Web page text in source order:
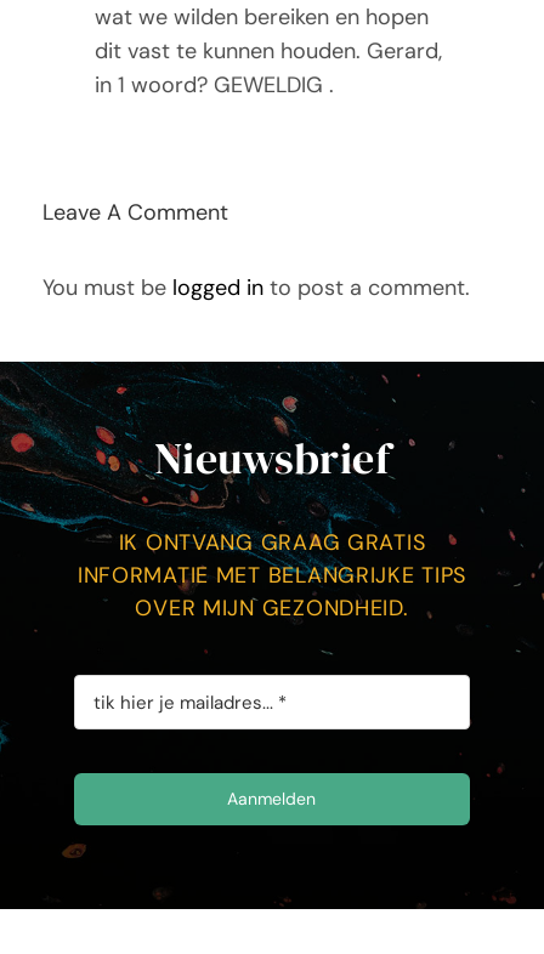
wat we wilden bereiken en hopen
dit vast te kunnen houden. Gerard,
in 1 woord? GEWELDIG .
Leave A Comment
You must be logged in to post a comment.
Nieuwsbrief
IK ONTVANG GRAAG GRATIS
INFORMATIE MET BELANGRIJKE TIPS
OVER MIJN GEZONDHEID.
Aanmelden